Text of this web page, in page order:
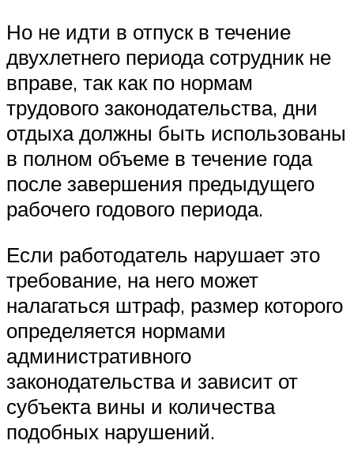
Но не идти в отпуск в течение
двухлетнего периода сотрудник не
вправе, так как по нормам
трудового законодательства, дни
отдыха должны быть использованы
в полном объеме в течение года
после завершения предыдущего
рабочего годового периода.
Если работодатель нарушает это
требование, на него может
налагаться штраф, размер которого
определяется нормами
административного
законодательства и зависит от
субъекта вины и количества
подобных нарушений.